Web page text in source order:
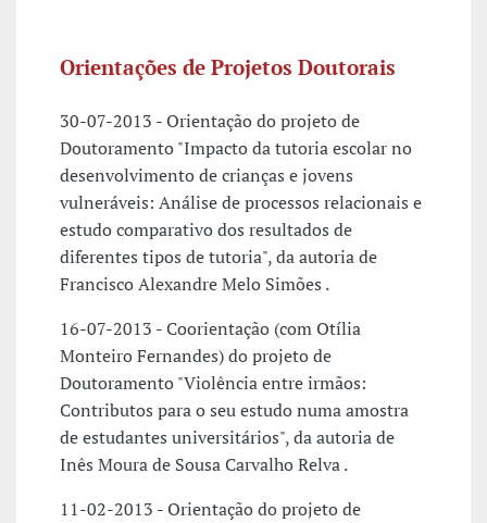
Orientações de Projetos Doutorais
30-07-2013 - Orientação do projeto de
Doutoramento "Impacto da tutoria escolar no
desenvolvimento de crianças e jovens
vulneráveis: Análise de processos relacionais e
estudo comparativo dos resultados de
diferentes tipos de tutoria", da autoria de
Francisco Alexandre Melo Simões .
16-07-2013 - Coorientação (com Otília
Monteiro Fernandes) do projeto de
Doutoramento "Violência entre irmãos:
Contributos para o seu estudo numa amostra
de estudantes universitários", da autoria de
Inês Moura de Sousa Carvalho Relva .
11-02-2013 - Orientação do projeto de